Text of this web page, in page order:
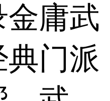
庸武
门派